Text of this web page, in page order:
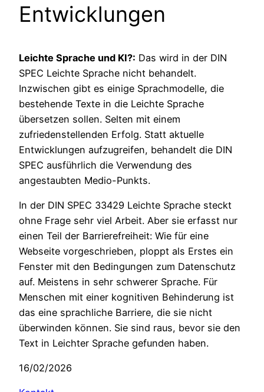
Entwicklungen
Leichte Sprache und KI?: Das wird in der DIN
SPEC Leichte Sprache nicht behandelt.
Inzwischen gibt es einige Sprachmodelle, die
bestehende Texte in die Leichte Sprache
übersetzen sollen. Selten mit einem
zufriedenstellenden Erfolg. Statt aktuelle
Entwicklungen aufzugreifen, behandelt die DIN
SPEC ausführlich die Verwendung des
angestaubten Medio-Punkts.
In der DIN SPEC 33429 Leichte Sprache steckt
ohne Frage sehr viel Arbeit. Aber sie erfasst nur
einen Teil der Barrierefreiheit: Wie für eine
Webseite vorgeschrieben, ploppt als Erstes ein
Fenster mit den Bedingungen zum Datenschutz
auf. Meistens in sehr schwerer Sprache. Für
Menschen mit einer kognitiven Behinderung ist
das eine sprachliche Barriere, die sie nicht
überwinden können. Sie sind raus, bevor sie den
Text in Leichter Sprache gefunden haben.
16/02/2026